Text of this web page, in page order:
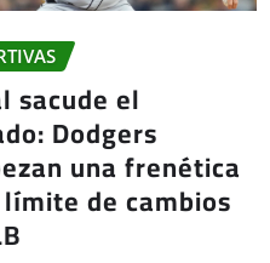
sacude el
Dodgers
una frenética
de cambios